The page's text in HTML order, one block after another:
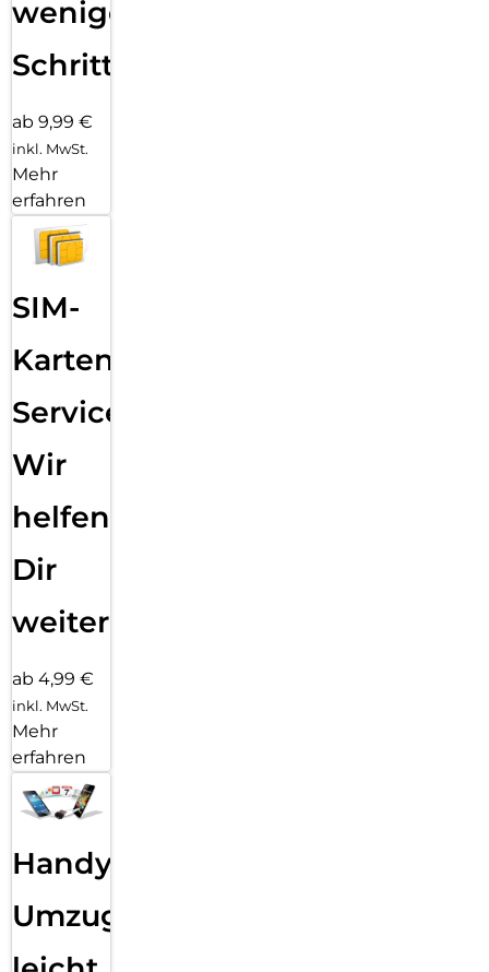
wenigen
Schritten
ab 9,99 €
inkl. MwSt.
Mehr
erfahren
SIM-
Karten
Service:
Wir
helfen
Dir
weiter
ab 4,99 €
inkl. MwSt.
Mehr
erfahren
Handy
Umzug